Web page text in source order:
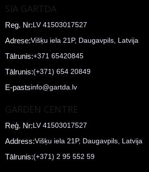
SIA GARTDA
Reg. Nr:LV 41503017527
Adrese:Višķu iela 21P, Daugavpils, Latvija
Tālrunis:+371 65420845
Tālrunis:(+371) 654 20849
E-pastsinfo@gartda.lv
GARDEN CENTRE
Reģ. Nr:LV 41503017527
Address:Višķu iela 21P, Daugavpils, Latvija
Tālrunis:(+371) 2 95 552 59